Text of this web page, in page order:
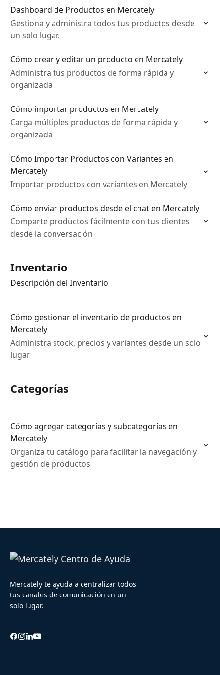
Dashboard de Productos en Mercately
Gestiona y administra todos tus productos desde
un solo lugar.
Cómo crear y editar un producto en Mercately
Administra tus productos de forma rápida y
organizada
Cómo importar productos en Mercately
Carga múltiples productos de forma rápida y
organizada
Cómo Importar Productos con Variantes en
Mercately
Importar productos con variantes en Mercately
Cómo enviar productos desde el chat en Mercately
Comparte productos fácilmente con tus clientes
desde la conversación
Inventario
Descripción del Inventario
Cómo gestionar el inventario de productos en
Mercately
Administra stock, precios y variantes desde un solo
lugar
Categorías
Cómo agregar categorías y subcategorías en
Mercately
Organiza tu catálogo para facilitar la navegación y
gestión de productos
Mercately te ayuda a centralizar todos
tus canales de comunicación en un
solo lugar.